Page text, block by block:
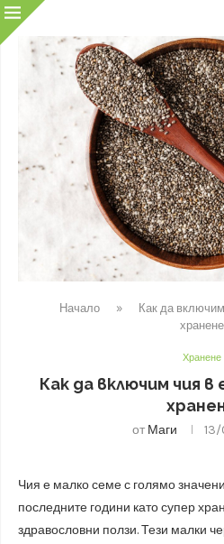
Начало »
Как да
хранене
Хранене
Как да включим чия
от Маги
Чия е малко семе с голямо
последните години като супер
здравословни ползи. Тези малки